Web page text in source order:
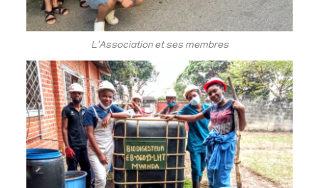
L'Association et ses membres